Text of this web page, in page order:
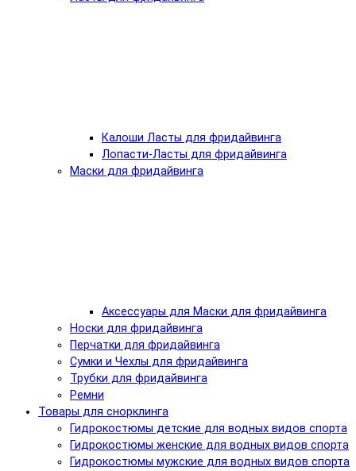
Калоши Ласты для фридайвинга
Лопасти-Ласты для фридайвинга
Маски для фридайвинга
Аксессуары для Маски для фридайвинга
Носки для фридайвинга
Перчатки для фридайвинга
Сумки и Чехлы для фридайвинга
Трубки для фридайвинга
Ремни
Товары для снорклинга
Гидрокостюмы детские для водных видов спорта
Гидрокостюмы женские для водных видов спорта
Гидрокостюмы мужские для водных видов спорта